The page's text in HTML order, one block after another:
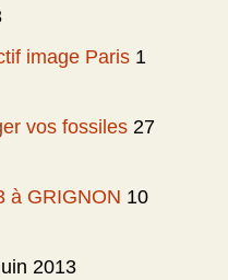
image Paris 1
vos fossiles 27
à GRIGNON 10
2013